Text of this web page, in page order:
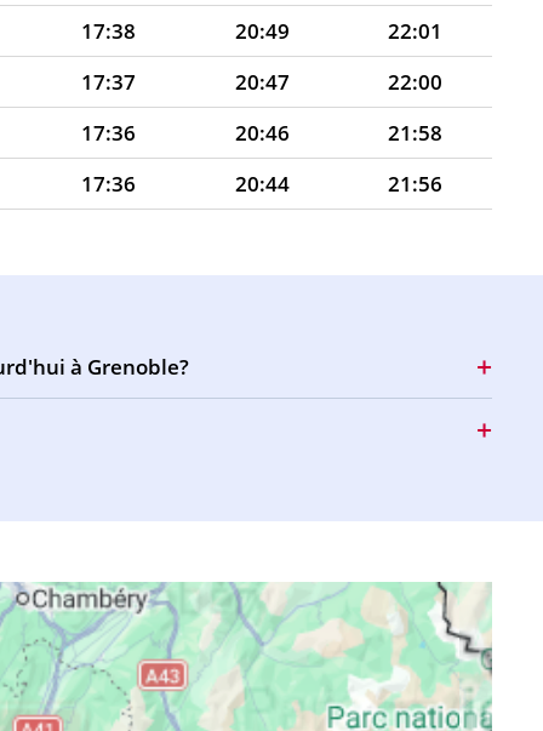
17:38 20:49
22:01
17:37 20:47
22:00
17:36 20:46
21:58
17:36 20:44
21:56
17:29 20:31
21:40
17:28 20:29
21:38
17:27 20:27
21:36
à Grenoble?